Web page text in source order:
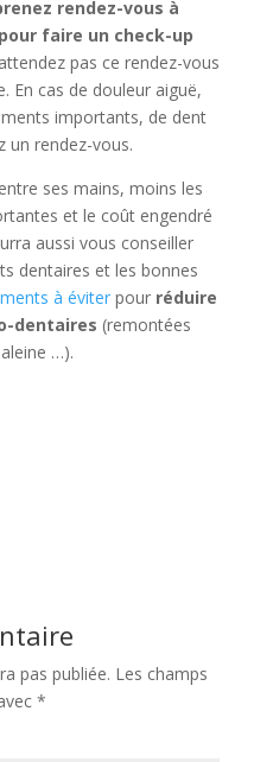
rendez-vous à
faire un check-up
pas ce rendez-vous
En cas de douleur aiguë,
importants, de dent
un rendez-vous.
ses mains, moins les
et le coût engendré
aussi vous conseiller
dentaires et les bonnes
à éviterpour réduire
dentaires (remontées
…).
pas publiée. Les champs
*